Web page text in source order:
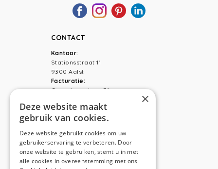
CONTACT
Kantoor:
Stationsstraat 11
9300 Aalst
Facturatie:
Capucienenlaan 31
Telefoon:0473 44 56 94
NAVIGATION
Home
×
Deze website maakt
gebruik van cookies.
Deze website gebruikt cookies om uw
gebruikerservaring te verbeteren. Door
onze website te gebruiken, stemt u in met
alle cookies in overeenstemming met ons